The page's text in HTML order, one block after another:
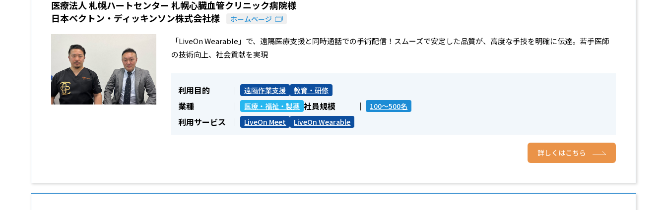
医療法人 札幌ハートセンター 札幌心臓血管クリニック病院様
日本ベクトン・ディッキンソン株式会社様
ホームページ
「LiveOn Wearable」で、遠隔医療支援と同時通話での手術配信！スムーズで安定した品質が、高度な手技を明確に伝達。若手医師
の技術向上、社会貢献を実現
利用目的 遠隔作業支援 教育・研修
業種 医療・福祉・製薬 社員規模 100～500名
利用サービス LiveOn Meet LiveOn Wearable
詳しくはこちら